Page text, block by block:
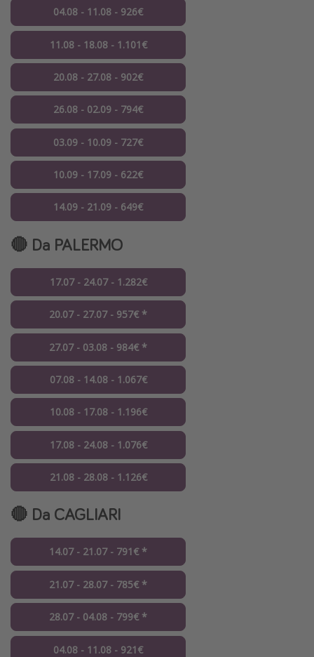
04.08 - 11.08 - 926€
11.08 - 18.08 - 1.101€
20.08 - 27.08 - 902€
26.08 - 02.09 - 794€
03.09 - 10.09 - 727€
10.09 - 17.09 - 622€
14.09 - 21.09 - 649€
🔴 Da PALERMO
17.07 - 24.07 - 1.282€
20.07 - 27.07 - 957€ *
27.07 - 03.08 - 984€ *
07.08 - 14.08 - 1.067€
10.08 - 17.08 - 1.196€
17.08 - 24.08 - 1.076€
21.08 - 28.08 - 1.126€
🔴 Da CAGLIARI
14.07 - 21.07 - 791€ *
21.07 - 28.07 - 785€ *
28.07 - 04.08 - 799€ *
04.08 - 11.08 - 921€